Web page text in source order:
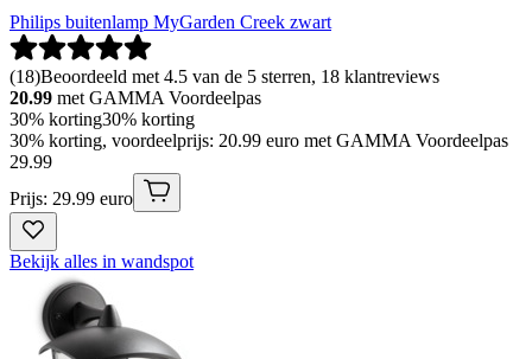
Philips buitenlamp MyGarden Creek zwart
(18)Beoordeeld met 4.5 van de 5 sterren, 18 klantreviews
20.99 met GAMMA Voordeelpas
30% korting30% korting
30% korting, voordeelprijs: 20.99 euro met GAMMA Voordeelpas
29.99
Prijs: 29.99 euro
Bekijk alles in wandspot